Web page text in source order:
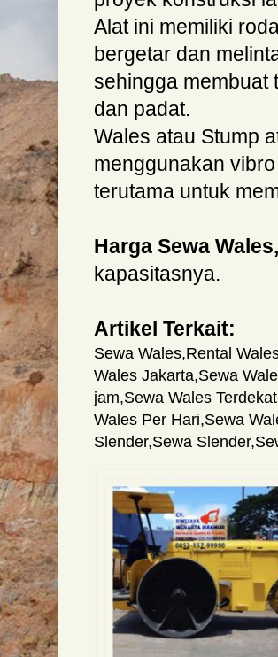
Alat ini memiliki
bergetar dan
sehingga membuat
dan padat.
Wales atau Stump
menggunakan
terutama untuk
Harga Sewa
kapasitasnya.
Artikel Terkait:
Sewa Wales,Rental
Wales Jakarta,Sewa
jam,Sewa Wales Terdekat
Wales Per Hari,Sewa
Slender,Sewa Slender,